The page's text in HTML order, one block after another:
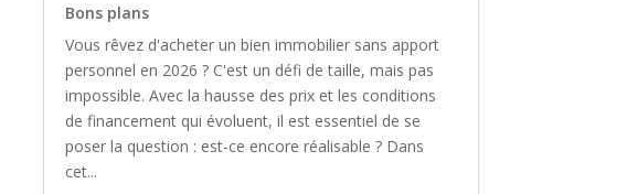
Bons plans
Vous rêvez d'acheter un bien immobilier sans apport
personnel en 2026 ? C'est un défi de taille, mais pas
impossible. Avec la hausse des prix et les conditions
de financement qui évoluent, il est essentiel de se
poser la question : est-ce encore réalisable ? Dans
cet...